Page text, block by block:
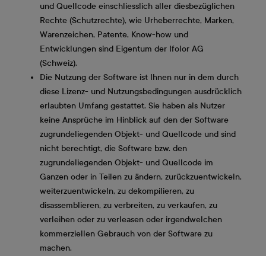
und Quellcode einschliesslich aller diesbezüglichen
Rechte (Schutzrechte), wie Urheberrechte, Marken,
Warenzeichen, Patente, Know-how und
Entwicklungen sind Eigentum der Ifolor AG
(Schweiz).
Die Nutzung der Software ist Ihnen nur in dem durch
diese Lizenz- und Nutzungsbedingungen ausdrücklich
erlaubten Umfang gestattet. Sie haben als Nutzer
keine Ansprüche im Hinblick auf den der Software
zugrundeliegenden Objekt- und Quellcode und sind
nicht berechtigt, die Software bzw. den
zugrundeliegenden Objekt- und Quellcode im
Ganzen oder in Teilen zu ändern, zurückzuentwickeln,
weiterzuentwickeln, zu dekompilieren, zu
disassemblieren, zu verbreiten, zu verkaufen, zu
verleihen oder zu verleasen oder irgendwelchen
kommerziellen Gebrauch von der Software zu
machen.